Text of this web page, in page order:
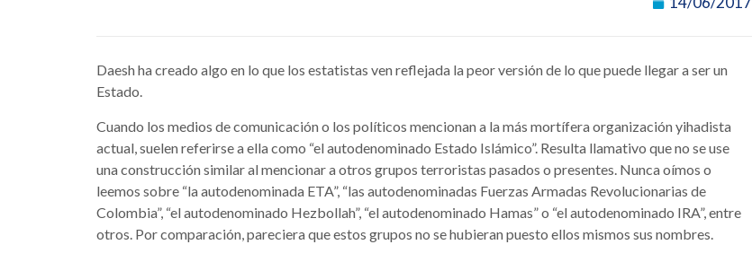
Daesh ha creado algo en lo que los estatistas ven reflejada la peor versión de lo que puede llegar a ser un
Estado.
Cuando los medios de comunicación o los políticos mencionan a la más mortífera organización yihadista
actual, suelen referirse a ella como “el autodenominado Estado Islámico”. Resulta llamativo que no se use
una construcción similar al mencionar a otros grupos terroristas pasados o presentes. Nunca oímos o
leemos sobre “la autodenominada ETA”, “las autodenominadas Fuerzas Armadas Revolucionarias de
Colombia”, “el autodenominado Hezbollah”, “el autodenominado Hamas” o “el autodenominado IRA”, entre
otros. Por comparación, pareciera que estos grupos no se hubieran puesto ellos mismos sus nombres.